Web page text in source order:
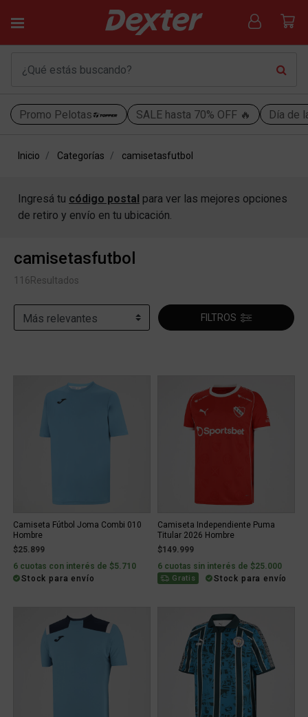
Promo Pelotas SALE hasta 70% OFF 🔥 Día de
Inicio Categorías camisetasfutbol
Ingresá tu código postal para ver las mejores opciones
de retiro y envío en tu ubicación.
camisetasfutbol
116Resultados
FILTROS
Camiseta Fútbol Joma Combi 010
Hombre
$25.899
6 cuotas con interés de $5.710
Stock para envío
Camiseta Independiente Puma
Titular 2026 Hombre
$149.999
6 cuotas sin interés de $25.000
Gratis Stock para envío